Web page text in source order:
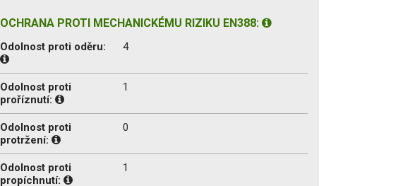
OCHRANA PROTI MECHANICKÉMU RIZIKU EN388:
Odolnost proti oděru: 4
Odolnost proti
proříznutí:
1
Odolnost proti
protržení:
0
Odolnost proti
propíchnutí:
1